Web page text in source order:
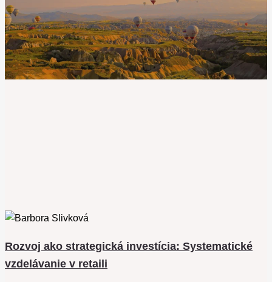
Rozvoj ako strategická investícia: Systematické
vzdelávanie v retaili